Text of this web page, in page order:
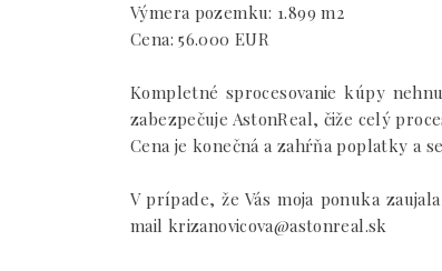
Výmera pozemku: 1.899 m2
Cena: 56.000 EUR
Kompletné sprocesovanie kúpy
zabezpečuje AstonReal, čiže celý
Cena je konečná a zahŕňa poplatky a
V prípade, že Vás moja ponuka
mail krizanovicova@astonreal.sk